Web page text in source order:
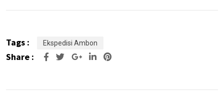
Tags : Ekspedisi Ambon
Share : Google+LinkedIn
Pinterest